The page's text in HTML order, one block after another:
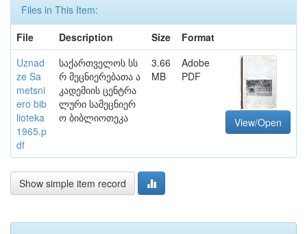
Files in This Item:
File
Description Size
Format
Uznad
ze Sa
metsni
ero bib
lioteka
1965.p
df
საქართველოს სს
რ მეცნიერებათა ა
კადემიის ცენტრა
ლური სამეცნიერ
ო ბიბლიოთეკა
3.66
MB
Adobe
PDF
View/Open
Show simple item record